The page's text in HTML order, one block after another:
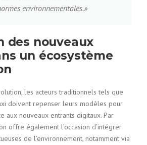
environnementales.»
des nouveaux
un écosystème
les acteurs traditionnels tels que
doivent repenser leurs modèles pour
aux nouveaux entrants digitaux. Par
offre également l’occasion d’intégrer
de l’environnement, notamment via